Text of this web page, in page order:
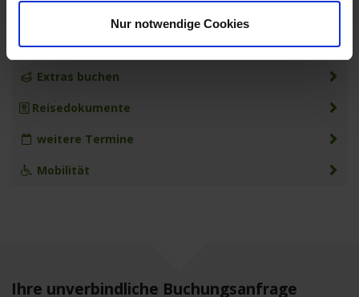
Nur notwendige Cookies
Leistungen
Extras buchen
Reisedokumente
weitere Termine
Mobilität
Ihre unverbindliche Buchungsanfrage